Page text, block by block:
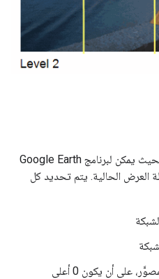
يتم ترقيم المربعات في كل مستوى بحيث يمكن لبرنامج Google Earth
الحالية. يتم تحديد كل
- المستوى في الهرم المصوَّر، على أن يكون 0 أعلى